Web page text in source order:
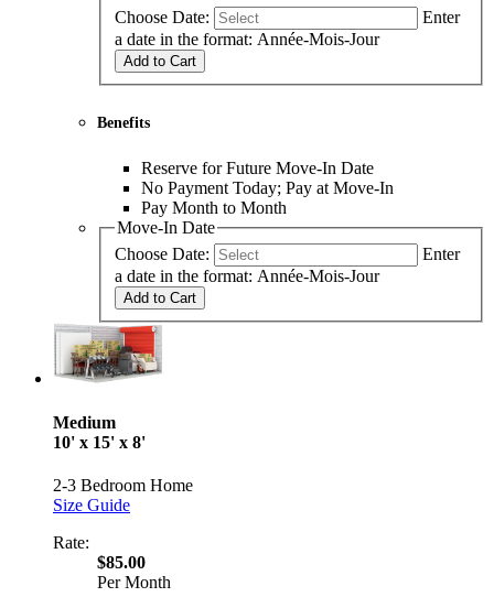
Choose Date:
Enter
a date in the format: Année-Mois-Jour
Add to Cart
Benefits
Reserve for Future Move-In Date
No Payment Today; Pay at Move-In
Pay Month to Month
Move-In Date
Choose Date:
Enter
a date in the format: Année-Mois-Jour
Add to Cart
Medium
10' x 15' x 8'
2-3 Bedroom Home
Size Guide
Rate:
$85.00
Per Month